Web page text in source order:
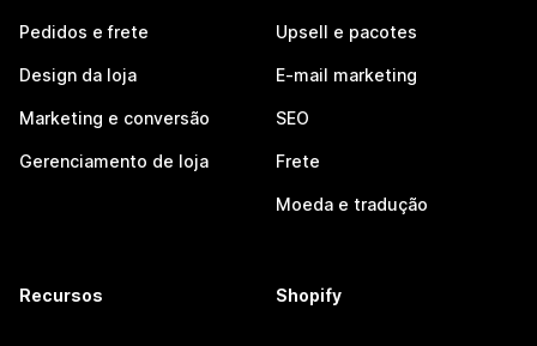
Pedidos e frete
Design da loja
Marketing e conversão
Gerenciamento de loja
Upsell e pacotes
E-mail marketing
SEO
Frete
Moeda e tradução
Recursos Shopify